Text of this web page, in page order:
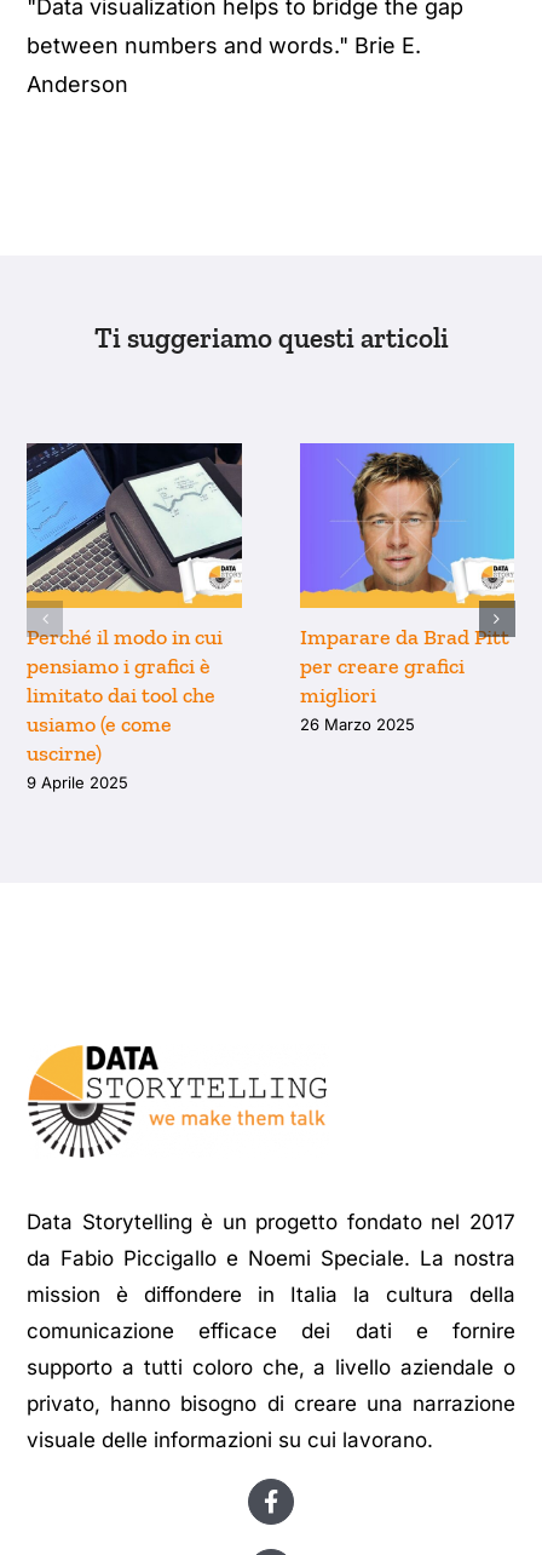
"Data visualization helps to bridge the gap
between numbers and words." Brie E.
Anderson
Ti suggeriamo questi articoli
Perché il modo in cui
pensiamo i grafici è
limitato dai tool che
usiamo (e come
uscirne)
9 Aprile 2025
Imparare da Brad Pitt
per creare grafici
migliori
26 Marzo 2025
Data Storytelling è un progetto fondato nel 2017
da Fabio Piccigallo e Noemi Speciale. La nostra
mission è diffondere in Italia la cultura della
comunicazione efficace dei dati e fornire
supporto a tutti coloro che, a livello aziendale o
privato, hanno bisogno di creare una narrazione
visuale delle informazioni su cui lavorano.